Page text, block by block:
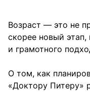
Возраст — это не
скорее новый этап,
и грамотного
О том, как
«Доктору Питеру»